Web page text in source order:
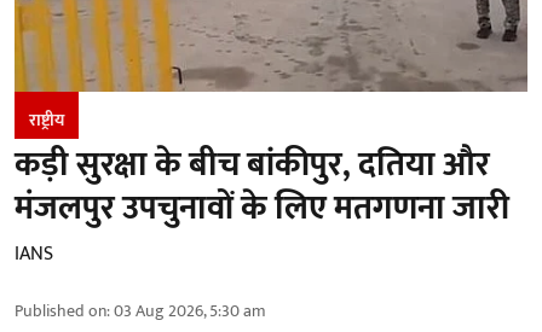
राष्ट्रीय
कड़ी सुरक्षा के बीच बांकीपुर, दतिया और
मंजलपुर उपचुनावों के लिए मतगणना जारी
IANS
Published on:03 Aug 2026, 5:30 am